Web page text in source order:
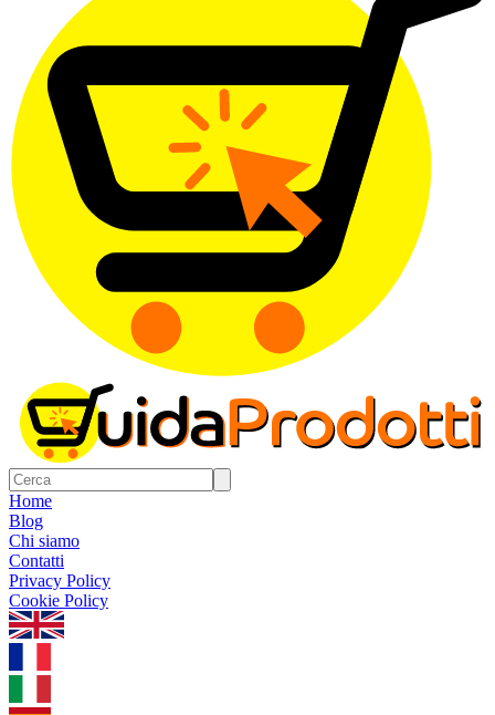
Home
Blog
Chi siamo
Contatti
Privacy Policy
Cookie Policy